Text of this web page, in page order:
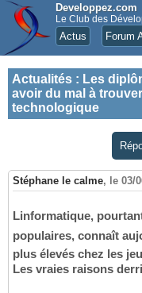
Developpez.com
Le Club des
Actus Forum
Actualités : Les
avoir du mal à
technologique
Stéphane le calme, le 03/
Linformatique,
populaires, connaît
plus élevés chez les
Les vraies raisons